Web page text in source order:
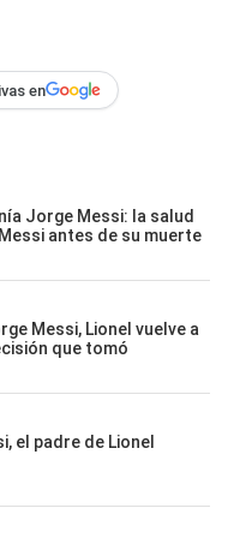
en
Jorge Messi: la salud
antes de su muerte
Messi, Lionel vuelve a
que tomó
el padre de Lionel